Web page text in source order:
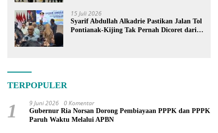
15 Juli 2026
Syarif Abdullah Alkadrie Pastikan Jalan Tol
Pontianak-Kijing Tak Pernah Dicoret dari
TERPOPULER
1 9 Juni 2026 0 Komentar
Gubernur Ria Norsan Dorong Pembiayaan PPPK dan PPPK
Paruh Waktu Melalui APBN